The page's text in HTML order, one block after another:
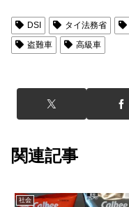
DSI タイ法務省
盗難車
高級車
関連記事
社会